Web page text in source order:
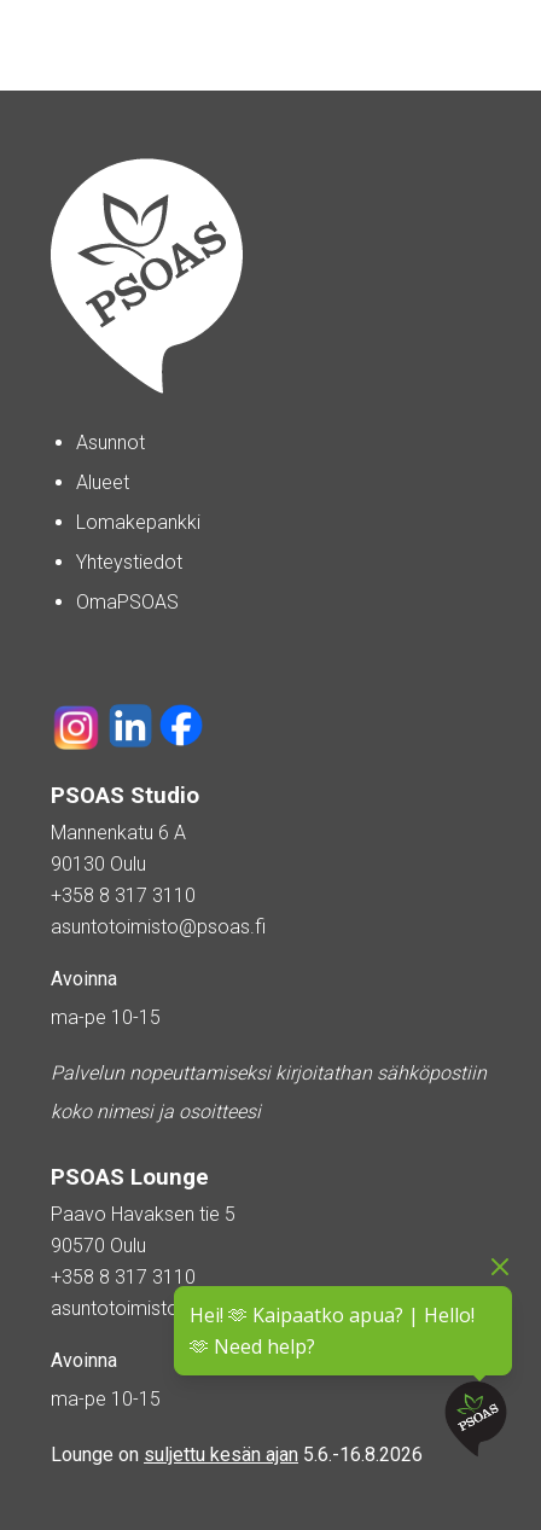
Hei! 🫶 Kaipaatko apua? | Hello!
🫶 Need help?
Asunnot
Alueet
Lomakepankki
Yhteystiedot
OmaPSOAS
PSOAS Studio
Mannenkatu 6 A
90130 Oulu
+358 8 317 3110
asuntotoimisto@psoas.fi
Avoinna
ma-pe 10-15
Palvelun nopeuttamiseksi kirjoitathan sähköpostiin
koko nimesi ja osoitteesi
PSOAS Lounge
Paavo Havaksen tie 5
90570 Oulu
+358 8 317 3110
asuntotoimisto@psoas.fi
Avoinna
ma-pe 10-15
Lounge on suljettu kesän ajan 5.6.-16.8.2026